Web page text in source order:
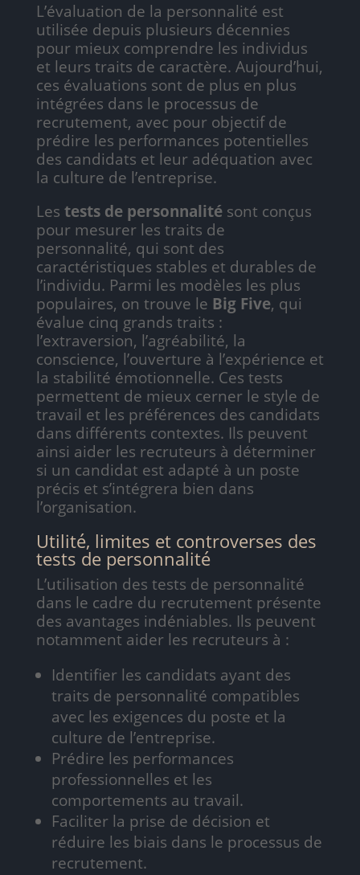
L’évaluation de la personnalité est
utilisée depuis plusieurs décennies
pour mieux comprendre les individus
et leurs traits de caractère. Aujourd’hui,
ces évaluations sont de plus en plus
intégrées dans le processus de
recrutement, avec pour objectif de
prédire les performances potentielles
des candidats et leur adéquation avec
la culture de l’entreprise.
Les tests de personnalitésont conçus
pour mesurer les traits de
personnalité, qui sont des
caractéristiques stables et durables de
l’individu. Parmi les modèles les plus
populaires, on trouve le Big Five, qui
évalue cinq grands traits :
l’extraversion, l’agréabilité, la
conscience, l’ouverture à l’expérience et
la stabilité émotionnelle. Ces tests
permettent de mieux cerner le style de
travail et les préférences des candidats
dans différents contextes. Ils peuvent
ainsi aider les recruteurs à déterminer
si un candidat est adapté à un poste
précis et s’intégrera bien dans
l’organisation.
Utilité, limites et controverses des
tests de personnalité
L’utilisation des tests de personnalité
dans le cadre du recrutement présente
des avantages indéniables. Ils peuvent
notamment aider les recruteurs à :
Identifier les candidats ayant des
traits de personnalité compatibles
avec les exigences du poste et la
culture de l’entreprise.
Prédire les performances
professionnelles et les
comportements au travail.
Faciliter la prise de décision et
réduire les biais dans le processus de
recrutement.